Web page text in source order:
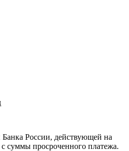
России, действующей на
суммы просроченного платежа.